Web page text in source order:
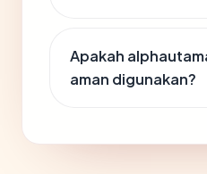
Apakah
aman digunakan?